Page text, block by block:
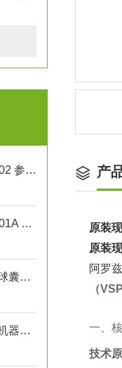
池田屋精品！ADC分压探头 12602 参数介绍
池田屋精品！ADC测试夹具 12701A 参数介绍
池田屋新品推出赛电舍电子工业球囊导管焊接机 MS-B01 参数介绍
池田屋精品！武藏工程桌面涂布机器人 SHOTMASTER 300SX 参数介绍
产
原装
原装
阿罗
（
一、
技术